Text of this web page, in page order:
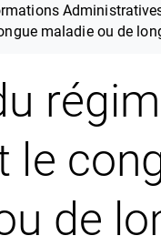
maladie ou de
le
de